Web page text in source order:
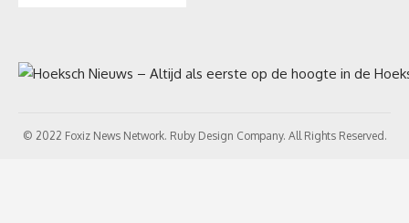
© 2022 Foxiz News Network. Ruby Design Company. All Rights Reserved.